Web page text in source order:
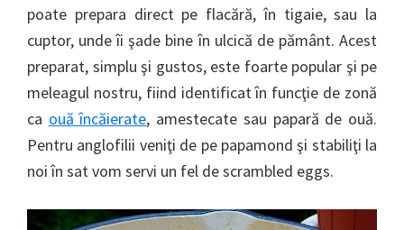
poate prepara direct pe flacără, în tigaie, sau la
cuptor, unde îi şade bine în ulcică de pământ. Acest
preparat, simplu şi gustos, este foarte popular şi pe
meleagul nostru, fiind identificat în funcţie de zonă
ca ouă încăierate, amestecate sau papară de ouă.
Pentru anglofilii veniţi de pe papamond şi stabiliţi la
noi în sat vom servi un fel de scrambled eggs.